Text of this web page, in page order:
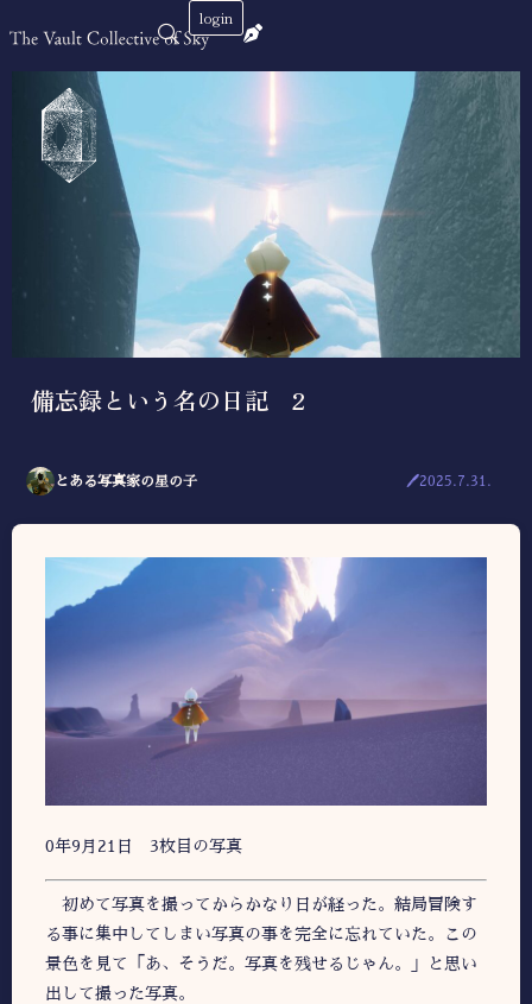
login
備忘録という名の日記 2
とある写真家の星の子 🖊2025.7.31.
0年9月21日 3枚目の写真
初めて写真を撮ってからかなり日が経った。結局冒険す
る事に集中してしまい写真の事を完全に忘れていた。この
景色を見て「あ、そうだ。写真を残せるじゃん。」と思い
出して撮った写真。